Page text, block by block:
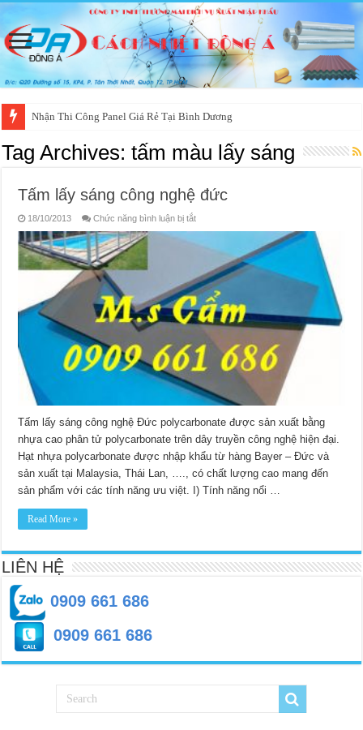
Nhận Thi Công Panel Giá Rẻ Tại Bình Dương
Tag Archives:tấm màu lấy sáng
Tấm lấy sáng công nghệ đức
18/10/2013 Chức năng bình luận bị tắtở
sáng
đức
Tấm lấy sáng công nghệ Đức polycarbonate được sản xuất bằng
nhựa cao phân tử polycarbonate trên dây truyền công nghệ hiện đại.
Hạt nhựa polycarbonate được nhập khẩu từ hàng Bayer – Đức và
sản xuất tại Malaysia, Thái Lan, …., có chất lượng cao mang đến
sản phẩm với các tính năng ưu việt. I) Tính năng nổi …
Read More »
LIÊN HỆ
0909 661 686
0909 661 686